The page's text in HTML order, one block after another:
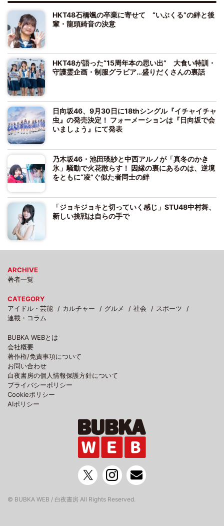
HKT48石橋颯の卒業に寄せて “いぶくる”の絆と後
輩・龍頭綺音の決意
HKT48が語った“15周年本の思い出” 大食い特訓・
守護霊企画・制服グラビア…盛りだくさんの裏話
日向坂46、9月30日に18thシングル『イチャイチャ
虫』の発売決定！ フォーメーションは『日向坂で会
いましょう』にて発表
乃木坂46・池田瑛紗と中西アルノが「真冬のかき
氷」騒動で火花散らす！ 因縁の裏にあるのは、逆境
をともに“凌”ぐ似た者同士の絆
「ジョキジョキと切っていく感じ」STU48中村舞、
新しい挑戦は自らの手で
ARCHIVE
著者一覧
CATEGORY
アイドル・芸能
カルチャー グルメ 社会
スポーツ
連載・コラム
BUBKA WEBとは
会社概要
著作権/免責事項について
お問い合わせ
白夜書房の個人情報保護方針について
プライバシーポリシー
Cookieポリシー
AIポリシー
© BUBKA WEB / 白夜書房 All Rights Reserved.